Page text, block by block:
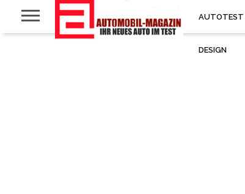
AUTOTEST
DESIGN